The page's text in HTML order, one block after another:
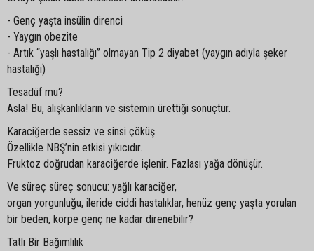
- Genç yaşta insülin direnci
- Yaygın obezite
- Artık “yaşlı hastalığı” olmayan Tip 2 diyabet (yaygın adıyla şeker
hastalığı)
Tesadüf mü?
Asla! Bu, alışkanlıkların ve sistemin ürettiği sonuçtur.
Karaciğerde sessiz ve sinsi çöküş.
Özellikle NBŞ’nin etkisi yıkıcıdır.
Fruktoz doğrudan karaciğerde işlenir. Fazlası yağa dönüşür.
Ve süreç süreç sonucu: yağlı karaciğer,
organ yorgunluğu, ileride ciddi hastalıklar, henüz genç yaşta yorulan
bir beden, körpe genç ne kadar direnebilir?
Tatlı Bir Bağımlılık